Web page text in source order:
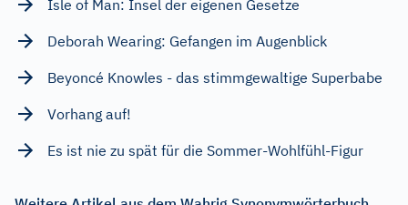
Isle of Man: Insel der eigenen Gesetze
Deborah Wearing: Gefangen im Augenblick
Beyoncé Knowles - das stimmgewaltige Superbabe
Vorhang auf!
Es ist nie zu spät für die Sommer-Wohlfühl-Figur